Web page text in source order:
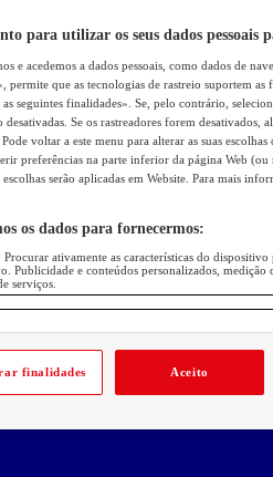
para utilizar os seus dados pessoais
e acedemos a dados pessoais, como dados de
que as tecnologias de rastreio suportem as
as seguintes finalidades». Se, pelo contrário,
desativadas. Se os rastreadores forem desativados,
voltar a este menu para alterar as suas
preferências na parte inferior da página Web
serão aplicadas em Website. Para mais
os dados para fornecermos:
ativamente as características do
Publicidade e conteúdos personalizados, medição
serviços.
finalidades Aceito